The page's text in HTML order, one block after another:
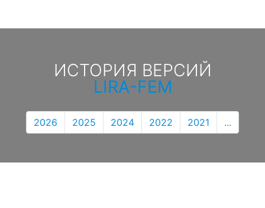
ИСТОРИЯ ВЕРСИЙ
LIRA-FEM
2026 2025 2024 2022 2021 ...